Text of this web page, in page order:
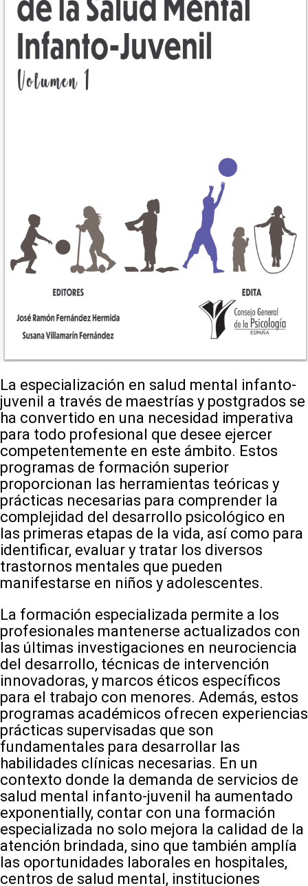
La especialización en salud mental infanto-
juvenil a través de maestrías y postgrados se
ha convertido en una necesidad imperativa
para todo profesional que desee ejercer
competentemente en este ámbito. Estos
programas de formación superior
proporcionan las herramientas teóricas y
prácticas necesarias para comprender la
complejidad del desarrollo psicológico en
las primeras etapas de la vida, así como para
identificar, evaluar y tratar los diversos
trastornos mentales que pueden
manifestarse en niños y adolescentes.
La formación especializada permite a los
profesionales mantenerse actualizados con
las últimas investigaciones en neurociencia
del desarrollo, técnicas de intervención
innovadoras, y marcos éticos específicos
para el trabajo con menores. Además, estos
programas académicos ofrecen experiencias
prácticas supervisadas que son
fundamentales para desarrollar las
habilidades clínicas necesarias. En un
contexto donde la demanda de servicios de
salud mental infanto-juvenil ha aumentado
exponentially, contar con una formación
especializada no solo mejora la calidad de la
atención brindada, sino que también amplía
las oportunidades laborales en hospitales,
centros de salud mental, instituciones